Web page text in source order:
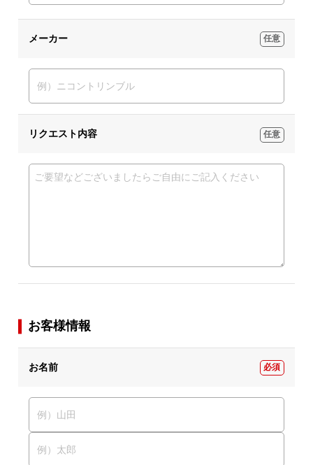
メーカー 任意
リクエスト内容 任意
お客様情報
お名前 必須